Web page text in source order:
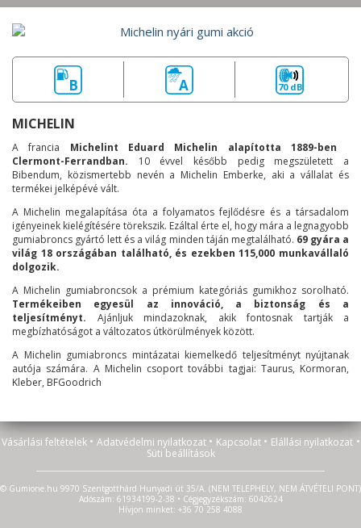
B A 70 dB
MICHELIN
A francia Michelint Eduard Michelin alapította 1889-ben
Clermont-Ferrandban. 10 évvel később pedig megszületett a
Bibendum, közismertebb nevén a Michelin Emberke, aki a vállalat és
termékei jelképévé vált.
A Michelin megalapítása óta a folyamatos fejlődésre és a társadalom
igényeinek kielégítésére törekszik. Ezáltal érte el, hogy mára a legnagyobb
gumiabroncs gyártó lett és a világ minden táján megtalálható. 69 gyára a
világ 18 országában található, és ezekben 115,000 munkavállaló
dolgozik.
A Michelin gumiabroncsok a prémium kategóriás gumikhoz sorolható.
Termékeiben egyesül az innováció, a biztonság és a
teljesítményt. Ajánljuk mindazoknak, akik fontosnak tartják a
megbízhatóságot a változatos útkörülmények között.
A Michelin gumiabroncs mintázatai kiemelkedő teljesítményt nyújtanak
autója számára. A Michelin csoport további tagjai: Taurus, Kormoran,
Kleber, BFGoodrich
Vásárlási feltételek • Adatvédelmi nyilatkozat • Kapcsolat • Elállási nyilatkozat •
Süti beállítások
© Gumione.hu 9970 Szentgotthárd Hunyadi út 35/A. (NEM TELEPHELY, NEM ÁTVÉTELI PONT)
Adószám: 61934199-2-38 • Cégjegyzékszám: 6042624
Hívjon minket: +36 70 258 4088